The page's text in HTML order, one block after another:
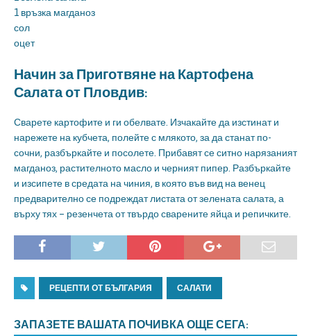
1 връзка магданоз
сол
оцет
Начин за Приготвяне на Картофена
Салата от Пловдив:
Сварете картофите и ги обелвате. Изчакайте да изстинат и
нарежете на кубчета, полейте с млякото, за да станат по-
сочни, разбъркайте и посолете. Прибавят се ситно нарязаният
магданоз, растителното масло и черният пипер. Разбъркайте
и изсипете в средата на чиния, в която във вид на венец
предварително се подреждат листата от зелената салата, а
върху тях – резенчета от твърдо сварените яйца и репичките.
РЕЦЕПТИ ОТ БЪЛГАРИЯ САЛАТИ
ЗАПАЗЕТЕ ВАШАТА ПОЧИВКА ОЩЕ СЕГА: